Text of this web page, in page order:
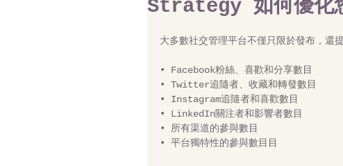
Strategy 如何優化
大多數社交管理平台不僅只限於發布，還
• Facebook粉絲、喜歡和分享數目
• Twitter追隨者、收藏和轉發數目
• Instagram追隨者和喜歡數目
• LinkedIn關注者和影響者數目
• 所有渠道的參與數目
• 平台獨特性的參與數目目